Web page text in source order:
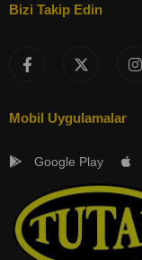
Bizi Takip Edin
Mobil Uygulamalar
Google Play